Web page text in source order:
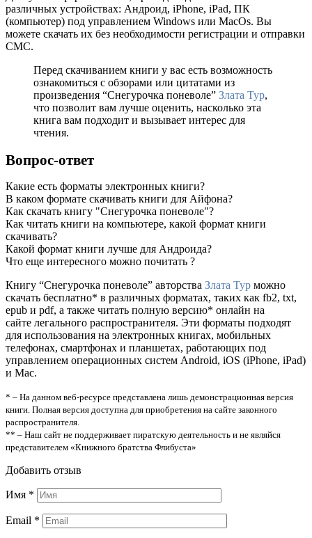
различных устройствах: Андроид, iPhone, iPad, ПК
(компьютер) под управлением Windows или MacOs. Вы
можете скачать их без необходимости регистрации и отправки
СМС.
Перед скачиванием книги у вас есть возможность
ознакомиться с обзорами или цитатами из
произведения “Снегурочка поневоле” Злата Тур,
что позволит вам лучше оценить, насколько эта
книга вам подходит и вызывает интерес для
чтения.
Вопрос-ответ
Какие есть форматы электронных книги?
В каком формате скачивать книги для Айфона?
Как скачать книгу "Снегурочка поневоле"?
Как читать книги на компьютере, какой формат книги
скачивать?
Какой формат книги лучше для Андроида?
Что еще интересного можно почитать ?
Книгу “Снегурочка поневоле” авторства Злата Тур можно
скачать бесплатно* в различных форматах, таких как fb2, txt,
epub и pdf, а также читать полную версию* онлайн на
сайте легального распространителя. Эти форматы подходят
для использования на электронных книгах, мобильных
телефонах, смартфонах и планшетах, работающих под
управлением операционных систем Android, iOS (iPhone, iPad)
и Mac.
* – На данном веб-ресурсе представлена лишь демонстрационная версия
книги. Полная версия доступна для приобретения на сайте законного
распространителя.
** – Наш сайт не поддерживает пиратскую деятельность и не являйся
представителем «Книжного братства Флибуста»
Добавить отзыв
Имя *
Email *